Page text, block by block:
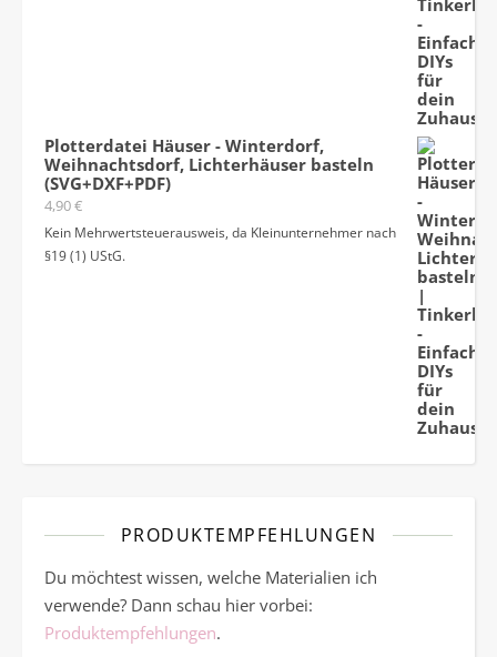
Plotterdatei Häuser - Winterdorf,
Weihnachtsdorf, Lichterhäuser basteln
(SVG+DXF+PDF)
4,90€
Kein Mehrwertsteuerausweis, da Kleinunternehmer nach
§19 (1) UStG.
PRODUKTEMPFEHLUNGEN
Du möchtest wissen, welche Materialien ich
verwende? Dann schau hier vorbei:
Produktempfehlungen.